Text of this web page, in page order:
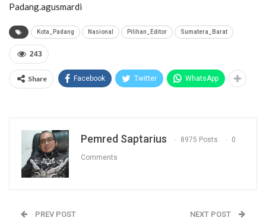
Padang.agusmardi
Kota_Padang Nasional Pilihan_Editor Sumatera_Barat
243
Share Facebook Twitter WhatsApp
Pemred Saptarius 8975 Posts 0
Comments
PREV POST NEXT POST